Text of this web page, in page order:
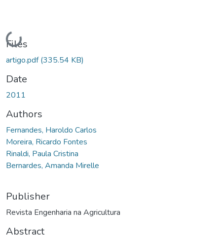
Loading...
Files
artigo.pdf(335.54 KB)
Date
2011
Authors
Fernandes, Haroldo Carlos
Moreira, Ricardo Fontes
Rinaldi, Paula Cristina
Bernardes, Amanda Mirelle
Publisher
Revista Engenharia na Agricultura
Abstract